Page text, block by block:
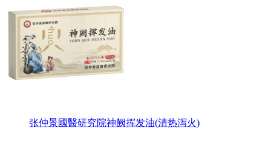
张仲景國醫研究院神阙挥发油(清热泻火)